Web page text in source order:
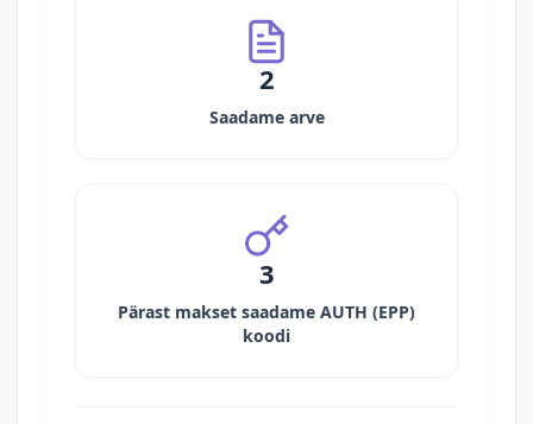
2
Saadame arve
3
Pärast makset saadame AUTH (EPP)
koodi